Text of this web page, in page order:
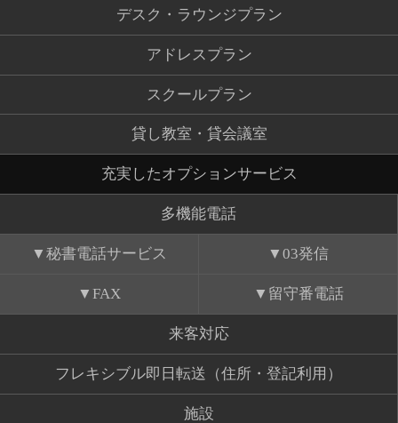
デスク・ラウンジプラン
アドレスプラン
スクールプラン
貸し教室・貸会議室
充実したオプションサービス
多機能電話
秘書電話サービス 03発信
FAX 留守番電話
来客対応
フレキシブル即日転送（住所・登記利用）
施設